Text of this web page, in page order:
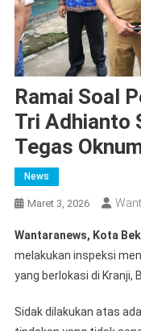
Ramai Soal
Tri Adhianto
Tegas
News
Maret 3, 2026
Wantaranews, Kota
melakukan inspeksi
yang berlokasi di Kranji,
Sidak dilakukan atas